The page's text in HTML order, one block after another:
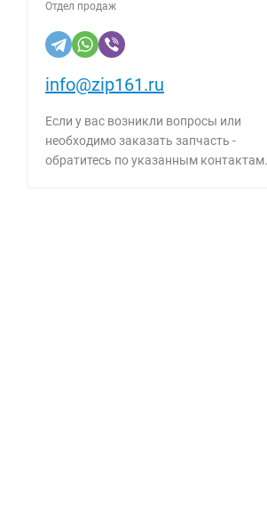
Отдел продаж
info@zip161.ru
Если у вас возникли вопросы или
необходимо заказать запчасть -
обратитесь по указанным контактам.